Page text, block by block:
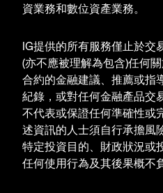
資業務和數位資產業務。
IG提供的所有服務僅止於交
(亦不應被理解為包含)任何
合約的金融建議、推薦或指
紀錄，或對任何金融產品交
不代表或保證任何準確性或
述資訊的人士須自行承擔風
特定投資目的、財政狀況或
任何使用行為及其後果概不